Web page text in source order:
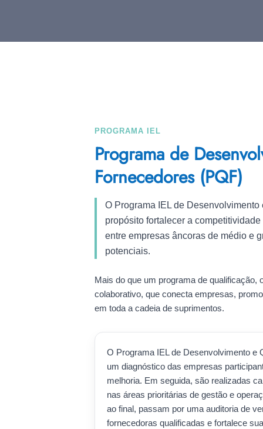
PROGRAMA IEL
Programa de
Fornecedores (PQF)
O Programa IEL de
propósito fortalecer a
entre empresas âncoras de médio e
potenciais.
Mais do que um programa de
colaborativo, que conecta empresas,
em toda a cadeia de suprimentos.
O Programa IEL de Desenvolvimento
um diagnóstico das empresas
melhoria. Em seguida, são realizadas
nas áreas prioritárias de gestão e
ao final, passam por uma auditoria de
fornecedoras qualificadas e fortalece